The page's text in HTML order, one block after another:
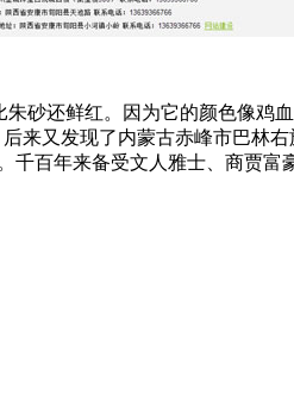
还鲜红。因为它的颜色像鸡
来又发现了内蒙古赤峰市巴林
百年来备受文人雅士、商贾富